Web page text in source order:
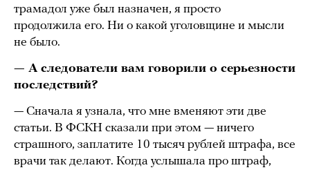
трамадол уже был назначен, я просто
продолжила его. Ни о какой уголовщине и мысли
не было.
— А следователи вам говорили о серьезности
последствий?
— Сначала я узнала, что мне вменяют эти две
статьи. В ФСКН сказали при этом — ничего
страшного, заплатите 10 тысяч рублей штрафа, все
врачи так делают. Когда услышала про штраф,